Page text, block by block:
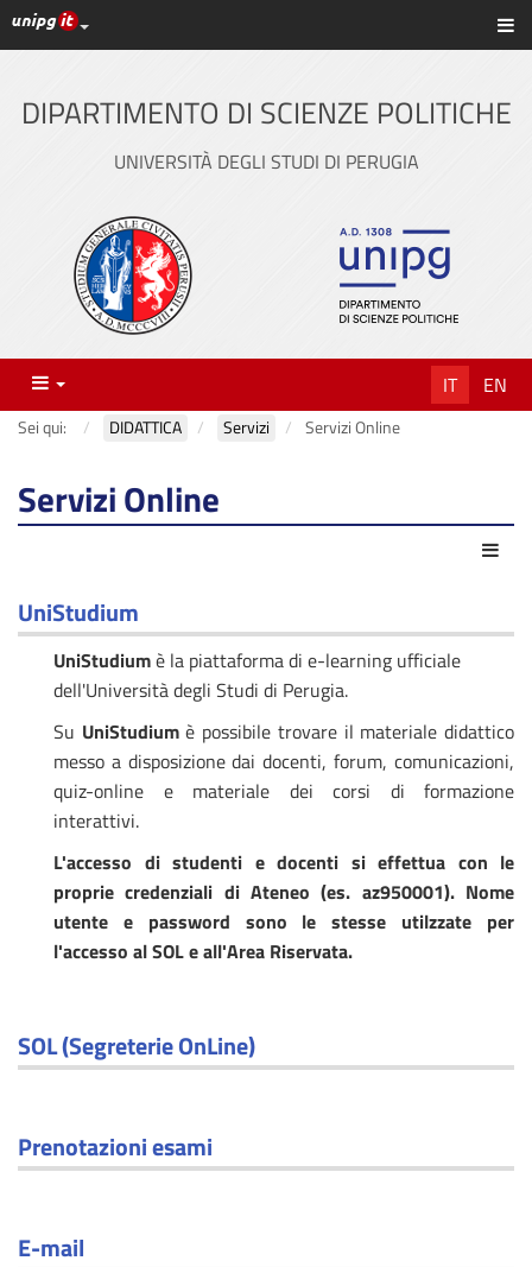
Vai
al
principale
Link ai principali servizi web di Ateneo
DIPARTIMENTO DI SCIENZE POLITICHE
UNIVERSITÀ DEGLI STUDI DI PERUGIA
Menu IT EN
Sei qui: DIDATTICA Servizi Servizi Online
Servizi Online
UniStudium
UniStudiumè la piattaforma di e-learning ufficiale
dell'Università degli Studi di Perugia.
Su UniStudiumè possibile trovare il materiale didattico
messo a disposizione dai docenti, forum, comunicazioni,
quiz-online e materiale dei corsi di formazione
interattivi.
L'accesso di studenti e docenti si effettua con le
proprie credenziali di Ateneo (es. az950001). Nome
utente e password sono le stesse utilzzate per
l'accesso al SOL e all'Area Riservata.
SOL (Segreterie OnLine)
Prenotazioni esami
E-mail